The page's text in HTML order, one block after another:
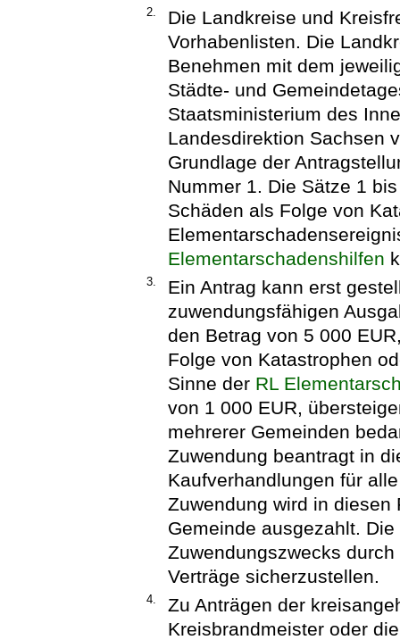
2.
Die Landkreise und
Vorhabenlisten. Die
Benehmen mit dem
Städte- und
Staatsministerium des
Landesdirektion Sachsen
Grundlage der
Nummer 1. Die Sätze 1
Schäden als Folge von
Elementarschadenshilfen
3.
Ein Antrag kann erst
zuwendungsfähigen
den Betrag von 5 000
Folge von Katastrophen
Sinne der RL
von 1 000 EUR,
mehrerer Gemeinden
Zuwendung beantragt in
Kaufverhandlungen für
Zuwendung wird in
Gemeinde ausgezahlt.
Zuwendungszwecks
Verträge sicherzustellen.
4.
Zu Anträgen der
Kreisbrandmeister oder